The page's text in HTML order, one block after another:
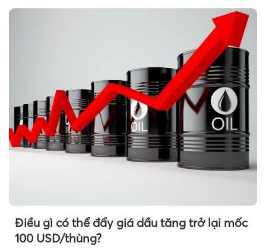
Điều gì có thể đẩy giá dầu tăng trở lại mốc
100 USD/thùng?